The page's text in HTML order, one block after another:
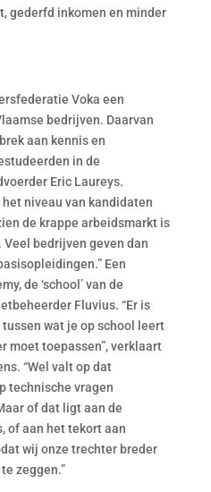
gederfd inkomen en minder
Voka een
bedrijven. Daarvan
aan kennis en
in de
Eric Laureys.
niveau van kandidaten
de krappe arbeidsmarkt is
bedrijven geven dan
Een
de ‘school’ van de
Fluvius. “Er is
wat je op school leert
moet toepassen”, verklaart
“Wel valt op dat
technische vragen
of dat ligt aan de
of aan het tekort aan
wij onze trechter breder
zeggen.”